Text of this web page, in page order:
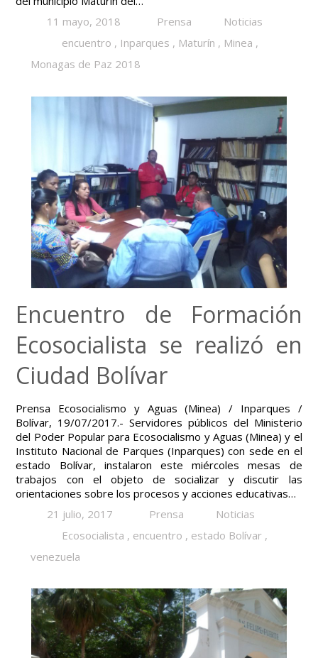
11 mayo, 2018
Prensa
Noticias
encuentro , Inparques , Maturín , Minea ,
Monagas de Paz 2018
Encuentro de Formación
Ecosocialista se realizó en
Ciudad Bolívar
Prensa Ecosocialismo y Aguas (Minea) / Inparques /
Bolívar, 19/07/2017.- Servidores públicos del Ministerio
del Poder Popular para Ecosocialismo y Aguas (Minea) y el
Instituto Nacional de Parques (Inparques) con sede en el
estado Bolívar, instalaron este miércoles mesas de
trabajos con el objeto de socializar y discutir las
orientaciones sobre los procesos y acciones educativas…
21 julio, 2017
Prensa
Noticias
Ecosocialista , encuentro , estado Bolívar,
venezuela